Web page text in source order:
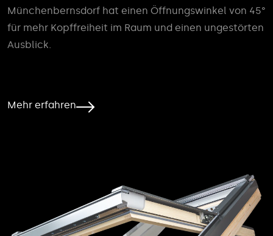
Münchenbernsdorf hat einen Öffnungswinkel von 45°
für mehr Kopffreiheit im Raum und einen ungestörten
Ausblick.
Mehr erfahren